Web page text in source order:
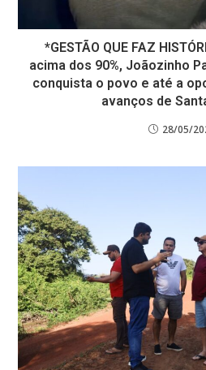
*GESTÃO QUE FAZ
acima dos 90%, Joãozinho
conquista o povo e até a
avanços de
28/05/